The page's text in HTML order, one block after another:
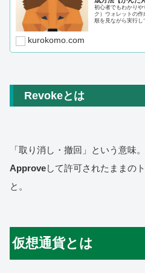
初心者でもわかり
ク）ウォレットの
順を見ながら実行し
kurokomo.com
Revokeとは
「取り消し・撤回」という意味。
Approveして許可されたままの
と。
仮想通貨とは